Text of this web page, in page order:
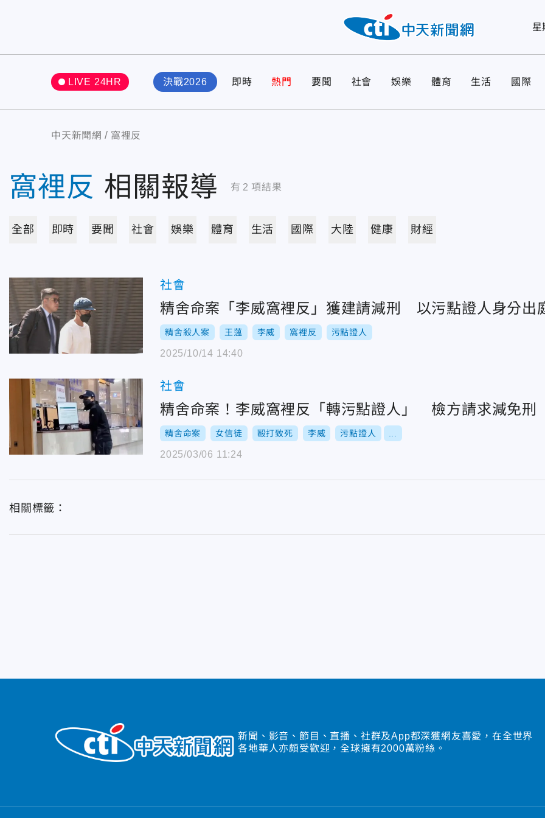
星
LIVE 24HR 決戰2026 即時 熱門 要聞 社會 娛樂 體育 生活 國際
中天新聞網 窩裡反
窩裡反 相關報導 有 2 項結果
全部 即時 要聞 社會 娛樂 體育 生活 國際 大陸 健康 財經
社會
精舍命案「李威窩裡反」獲建請減刑 以污點證人身分出
精舍殺人案 王薀 李威 窩裡反 污點證人
2025/10/14 14:40
社會
精舍命案！李威窩裡反「轉污點證人」 檢方請求減免刑
精舍命案 女信徒 毆打致死 李威 污點證人
2025/03/06 11:24
相關標籤：
新聞、影音、節目、直播、社群及App都深獲網友喜愛，在全世界
各地華人亦頗受歡迎，全球擁有2000萬粉絲。